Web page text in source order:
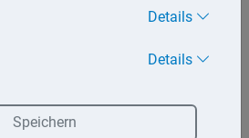
oder -kuren werden von der
Zeit voraussichtlich zu einer
Details
Details
Speichern